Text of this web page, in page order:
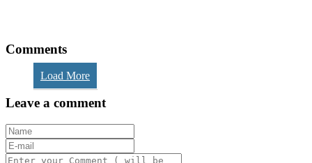
Comments
Load More
Leave a comment